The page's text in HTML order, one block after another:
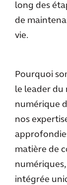
long des
de
vie.
Pourquoi
le leader du
numérique
nos
matière de
intégrée